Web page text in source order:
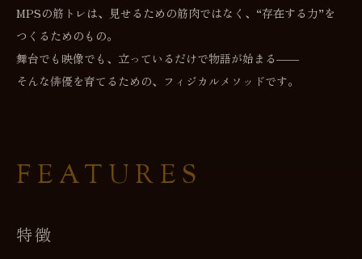
MPSの筋トレは、見せるための筋肉ではなく、“存在する力”を
つくるためのもの。
舞台でも映像でも、立っているだけで物語が始まる――
そんな俳優を育てるための、フィジカルメソッドです。
FEATURES
特徴